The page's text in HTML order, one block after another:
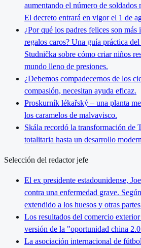
aumentando el número de soldados
El decreto entrará en vigor el 1 de
¿Por qué los padres felices son más
regalos caros? Una guía práctica
Studnička sobre cómo criar niños
mundo lleno de presiones.
¿Debemos compadecernos de los
compasión, necesitan ayuda eficaz.
Proskurník lékařský – una planta
los caramelos de malvavisco.
Skála recordó la transformación de
totalitaria hasta un desarrollo
Selección del redactor jefe
El ex presidente estadounidense,
contra una enfermedad grave.
extendido a los huesos y otras
Los resultados del comercio
versión de la "oportunidad china
La asociación internacional de